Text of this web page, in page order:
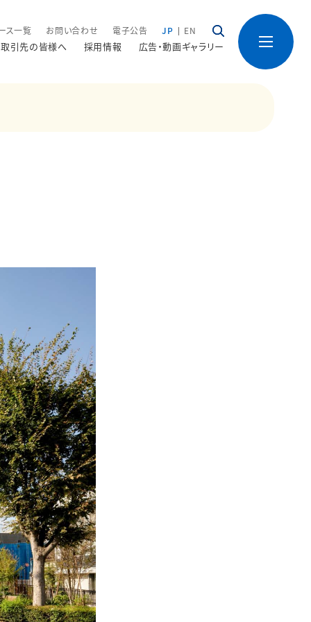
ス一覧 お問い合わせ 電子公告 JP EN
取引先の皆様へ 採用情報 広告・動画ギャラリー